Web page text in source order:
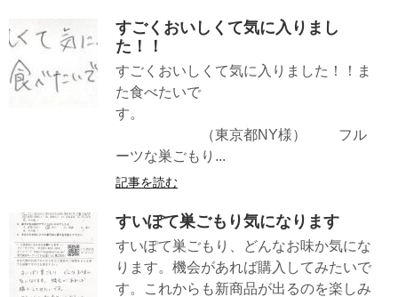
すごくおいしくて気に入りまし
た！！
すごくおいしくて気に入りました！！ま
た食べたいで
す。
（東京都NY様） フル
ーツな巣ごもり...
記事を読む
すいぽて巣ごもり気になります
すいぽて巣ごもり、どんなお味か気にな
ります。機会があれば購入してみたいで
す。これからも新商品が出るのを楽しみ